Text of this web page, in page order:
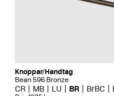
Knoppar/Handtag
Bean 596 Bronze
CR MB LU BR BrBC